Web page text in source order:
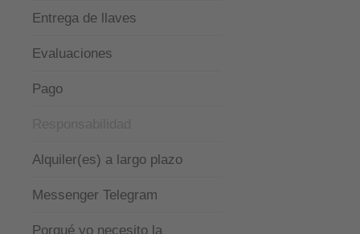
Entrega de llaves
Evaluaciones
Pago
Alquiler(es) a largo plazo
Messenger Telegram
Porqué yo necesito la